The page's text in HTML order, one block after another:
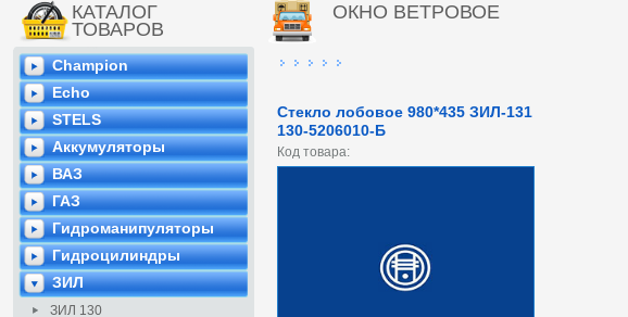
КАТАЛОГ
ТОВАРОВ
Champion
Echo
STELS
Аккумуляторы
ВАЗ
ГАЗ
Гидроманипуляторы
Гидроцилиндры
ЗИЛ
ЗИЛ 130
ОКНО ВЕТРОВОЕ
Стекло лобовое 980*435 ЗИЛ-131
130-5206010-Б
Код товара: